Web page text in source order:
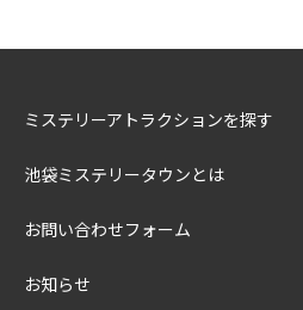
ミステリーアトラクションを探す
池袋ミステリータウンとは
お問い合わせフォーム
お知らせ